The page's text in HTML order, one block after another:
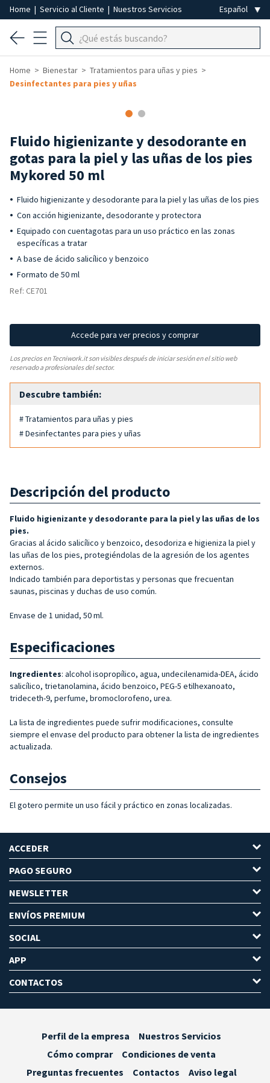
Home | Servicio al Cliente | Nuestros Servicios
Home Bienestar
Tratamientos para uñas y pies
Desinfectantes para pies y uñas
Fluido higienizante y desodorante en
gotas para la piel y las uñas de los pies
Mykored 50 ml
Fluido higienizante y desodorante para la piel y las uñas de los pies
Con acción higienizante, desodorante y protectora
Equipado con cuentagotas para un uso práctico en las zonas
específicas a tratar
A base de ácido salicílico y benzoico
Formato de 50 ml
Ref: CE701
Accede para ver precios y comprar
Los precios en Tecniwork.it son visibles después de iniciar sesión en el sitio web
reservado a profesionales del sector.
Descubre también:
# Tratamientos para uñas y pies
# Desinfectantes para pies y uñas
Descripción del producto
Fluido higienizante y desodorante para la piel y las uñas de los
pies.
Gracias al ácido salicílico y benzoico, desodoriza e higieniza la piel y
las uñas de los pies, protegiéndolas de la agresión de los agentes
externos.
Indicado también para deportistas y personas que frecuentan
saunas, piscinas y duchas de uso común.
Envase de 1 unidad, 50 ml.
Especificaciones
Ingredientes: alcohol isopropílico, agua, undecilenamida-DEA, ácido
salicílico, trietanolamina, ácido benzoico, PEG-5 etilhexanoato,
trideceth-9, perfume, bromoclorofeno, urea.
La lista de ingredientes puede sufrir modificaciones, consulte
siempre el envase del producto para obtener la lista de ingredientes
actualizada.
Consejos
El gotero permite un uso fácil y práctico en zonas localizadas.
ACCEDER
PAGO SEGURO
NEWSLETTER
ENVÍOS PREMIUM
SOCIAL
APP
CONTACTOS
Perfil de la empresa
Nuestros Servicios
Cómo comprar
Condiciones de venta
Preguntas frecuentes
Contactos Aviso legal